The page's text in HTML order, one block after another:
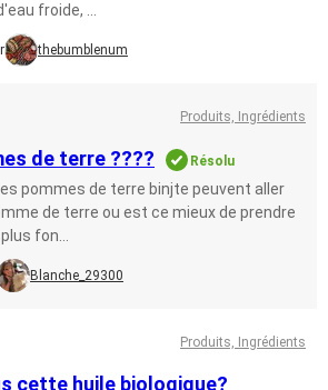
froide, ...
thebumblenum
Produits, Ingrédients
de terre ???? Résolu
pommes de terre binjte peuvent aller
de terre ou est ce mieux de prendre
fon...
Blanche_29300
Produits, Ingrédients
cette huile biologique?